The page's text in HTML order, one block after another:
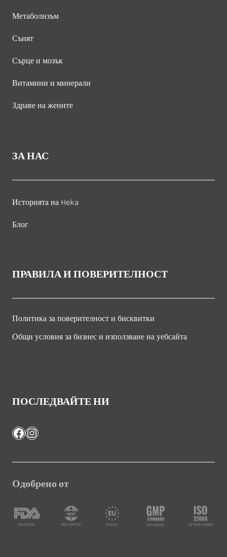
Метаболизъм
Сънят
Сърце и мозък
Витамини и минерали
Здраве на жените
ЗА НАС
Историята на Heka
Блог
ПРАВИЛА И ПОВЕРИТЕЛНОСТ
Политика за поверителност и бисквитки
Общи условия за бизнес и използване на уебсайта
ПОСЛЕДВАЙТЕ НИ
Facebook
Instagram
Одобрено от